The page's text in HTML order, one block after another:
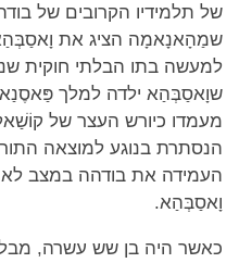
של תלמידיו הקרובים של
שמַהָאנָאמָה הציג את
למעשה בתו הבלתי חוקית
שוָאסַבְּהַא ילדה למלך
מעמדו כיורש העצר של
הנסתרת בנוגע למוצאה
העמידה את בודהה במצב לא
וָאסַבְּהַא.
כאשר היה בן שש עשרה,